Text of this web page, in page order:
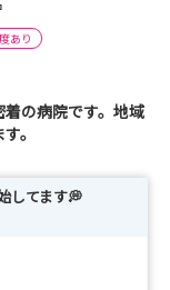
あり
の病院です。地域
。
してます💭